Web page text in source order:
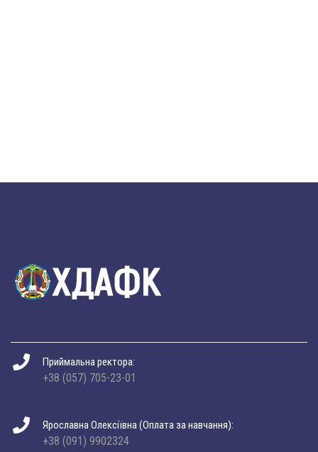
Приймальна ректора:
+38 (057) 705-23-01
Ярославна Олексіївна (Оплата за навчання):
+38 (091) 9902324